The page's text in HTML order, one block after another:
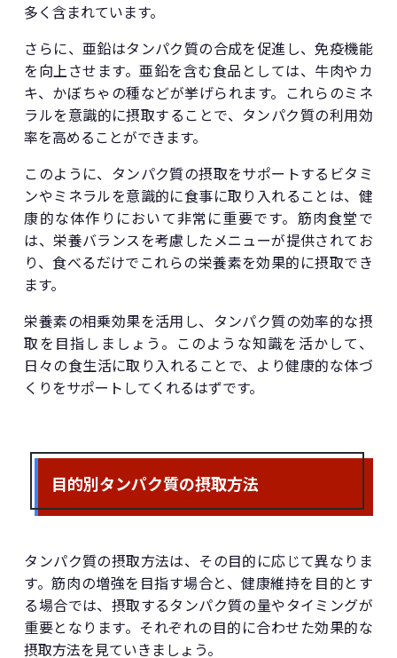
多く含まれています。
さらに、亜鉛はタンパク質の合成を促進し、免疫機能
を向上させます。亜鉛を含む食品としては、牛肉やカ
キ、かぼちゃの種などが挙げられます。これらのミネ
ラルを意識的に摂取することで、タンパク質の利用効
率を高めることができます。
このように、タンパク質の摂取をサポートするビタミ
ンやミネラルを意識的に食事に取り入れることは、健
康的な体作りにおいて非常に重要です。筋肉食堂で
は、栄養バランスを考慮したメニューが提供されてお
り、食べるだけでこれらの栄養素を効果的に摂取でき
ます。
栄養素の相乗効果を活用し、タンパク質の効率的な摂
取を目指しましょう。このような知識を活かして、
日々の食生活に取り入れることで、より健康的な体づ
くりをサポートしてくれるはずです。
目的別タンパク質の摂取方法
タンパク質の摂取方法は、その目的に応じて異なりま
す。筋肉の増強を目指す場合と、健康維持を目的とす
る場合では、摂取するタンパク質の量やタイミングが
重要となります。それぞれの目的に合わせた効果的な
摂取方法を見ていきましょう。